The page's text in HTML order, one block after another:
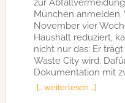
zur
München
November vier
Haushalt reduziert,
nicht nur das: Er
Waste City wird.
Dokumentation mit
[… weiterlesen …]